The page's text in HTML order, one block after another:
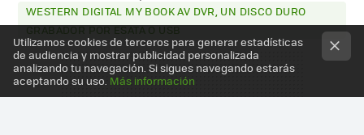
WESTERN DIGITAL MY BOOK AV DVR, UN DISCO DURO
GRABADOR POR ESATA O USB
Utilizamos cookies de terceros para generar estadísticas
de audiencia y mostrar publicidad personalizada
analizando tu navegación. Si sigues navegando estarás
aceptando su uso. Más información